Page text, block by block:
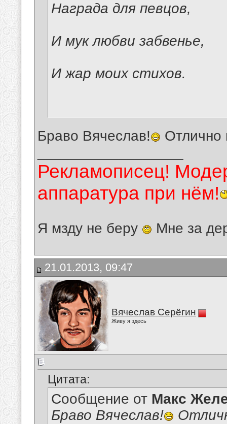
Награда для певцов,
И мук любви забвенье,
И жар моих стихов.
Браво Вячеслав!
Отлично
Рекламописец!
аппаратура при нём!
Я мзду не беру Мне за
21.01.2013, 09:47
Вячеслав Серёгин
Живу я здесь
Цитата:
Сообщение от Макс
Браво Вячеслав!